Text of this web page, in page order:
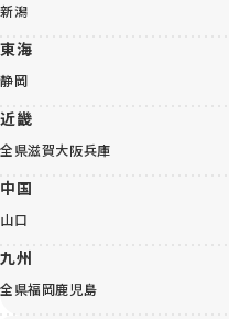
新潟
東海
静岡
近畿
全県滋賀大阪兵庫
中国
山口
九州
全県福岡鹿児島